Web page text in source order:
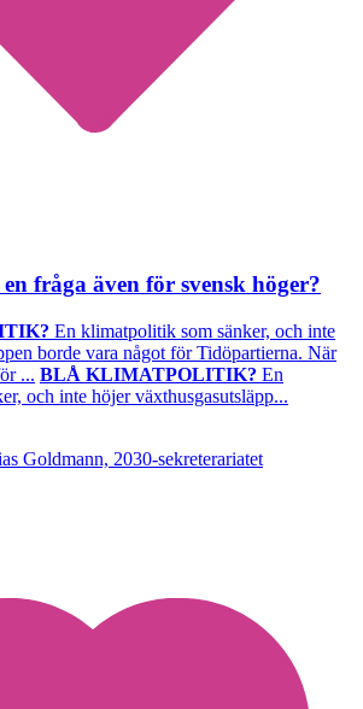
fråga även för svensk höger?
En klimatpolitik som sänker, och inte
borde vara något för Tidöpartierna. När
... BLÅ KLIMATPOLITIK? En
och inte höjer växthusgasutsläpp...